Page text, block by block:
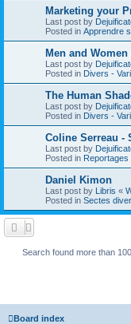
Marketing your
Last post by
Posted in Apprendre
Men and
Last post by
Posted in Divers -
The Human
Last post by
Posted in Divers -
Coline Serreau -
Last post by
Posted in
Daniel Kimon
Last post by Libris «
Posted in Sectes
Search found more than
Board index